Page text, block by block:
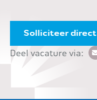
Solliciteer direct
Deel vacature via: